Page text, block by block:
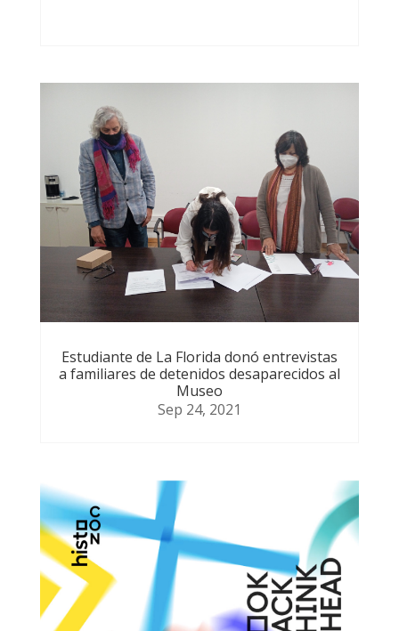
Estudiante de La Florida donó entrevistas
a familiares de detenidos desaparecidos al
Museo
Sep 24, 2021